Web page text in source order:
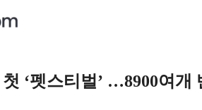
‘펫스티벌’ …8900여개